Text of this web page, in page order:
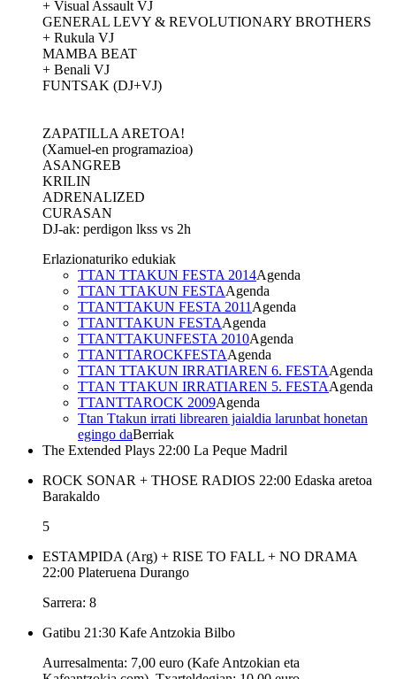
+ Visual Assault VJ
GENERAL LEVY & REVOLUTIONARY BROTHERS
+ Rukula VJ
MAMBA BEAT
+ Benali VJ
FUNTSAK (DJ+VJ)
ZAPATILLA ARETOA!
(Xamuel-en programazioa)
ASANGREB
KRILIN
ADRENALIZED
CURASAN
DJ-ak: perdigon lkss vs 2h
Erlazionaturiko edukiak
TTAN TTAKUN FESTA 2014Agenda
TTAN TTAKUN FESTAAgenda
TTANTTAKUN FESTA 2011 Agenda
TTANTTAKUN FESTAAgenda
TTANTTAKUNFESTA 2010Agenda
TTANTTAROCKFESTAAgenda
TTAN TTAKUN IRRATIAREN 6. FESTAAgenda
TTAN TTAKUN IRRATIAREN 5. FESTAAgenda
TTANTTAROCK 2009Agenda
Ttan Ttakun irrati librearen jaialdia larunbat honetan
egingo daBerriak
The Extended Plays 22:00 La Peque Madril
ROCK SONAR + THOSE RADIOS 22:00 Edaska aretoa
Barakaldo
5
ESTAMPIDA (Arg) + RISE TO FALL + NO DRAMA
22:00 Plateruena Durango
Sarrera: 8
Gatibu 21:30 Kafe Antzokia Bilbo
Aurresalmenta: 7,00 euro (Kafe Antzokian eta